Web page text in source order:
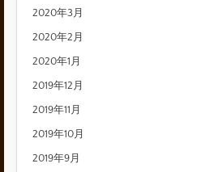
2020年3月
2020年2月
2020年1月
2019年12月
2019年11月
2019年10月
2019年9月